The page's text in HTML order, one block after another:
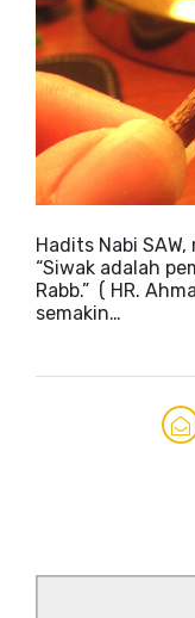
Hadits Nabi
“Siwak adalah
Rabb.” ( HR.
semakin…